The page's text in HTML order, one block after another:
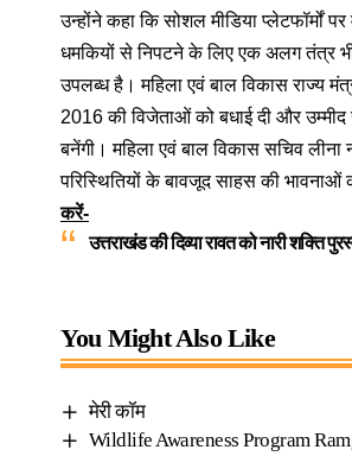
उन्‍होंने कहा कि सोशल मीडिया प्‍लेटफॉर्मों
धमकियों से निपटने के लिए एक अलग तंत्र
उपलब्ध है। महिला एवं बाल विकास राज्‍य
2016 की विजेताओं को बधाई दी और
बनेंगी। महिला एवं बाल विकास सचिव लीना
परिस्थितियों के बावजूद साहस की भावनाओं
करें-
उत्तराखंड की दिव्या रावत को नारी शक्ति
You Might Also Like
मेरी कॉम
Wildlife Awareness Program